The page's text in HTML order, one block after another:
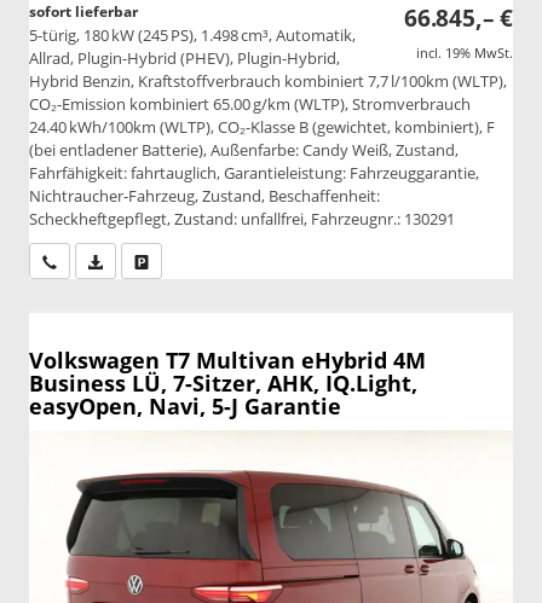
66.845,– €
incl. 19% MwSt.
sofort lieferbar
5-türig, 180 kW (245 PS), 1.498 cm³, Automatik,
Allrad, Plugin-Hybrid (PHEV), Plugin-Hybrid,
Hybrid Benzin, Kraftstoffverbrauch kombiniert 7,7 l/100km (WLTP),
CO₂-Emission kombiniert 65.00 g/km (WLTP), Stromverbrauch
24.40 kWh/100km (WLTP), CO₂-Klasse B (gewichtet, kombiniert), F
(bei entladener Batterie), Außenfarbe: Candy Weiß, Zustand,
Fahrfähigkeit: fahrtauglich, Garantieleistung: Fahrzeuggarantie,
Nichtraucher-Fahrzeug, Zustand, Beschaffenheit:
Scheckheftgepflegt, Zustand: unfallfrei, Fahrzeugnr.: 130291
Wir rufen Sie anPDF-Datei, Fahrzeugexposé drucken
Volkswagen T7 Multivan eHybrid 4M
Business LÜ, 7-Sitzer, AHK, IQ.Light,
easyOpen, Navi, 5-J Garantie